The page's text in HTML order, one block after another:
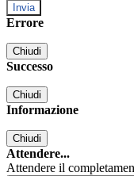
Errore
Chiudi
Successo
Chiudi
Informazione
Chiudi
Attendere...
Attendere il